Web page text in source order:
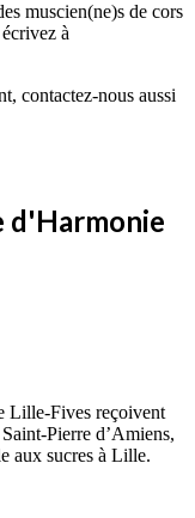
muscien(ne)s de cors
à
contactez-nous aussi
d'Harmonie
Lille-Fives reçoivent
Pierre d’Amiens,
aux sucres à Lille.